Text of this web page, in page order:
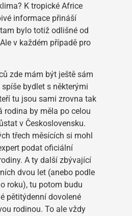
K tropické Africe
informace přináší
bylo totiž odlišné od
v každém případě pro
zde mám být ještě sám
spíše bydlet s některými
tu jsou sami zrovna tak
rodina by měla po celou
v Československu.
třech měsících si mohl
podat oficiální
A ty další zbývající
dvou let (anebo podle
roku), tu potom budu
pětitýdenní dovolené
rodinou. To ale vždy